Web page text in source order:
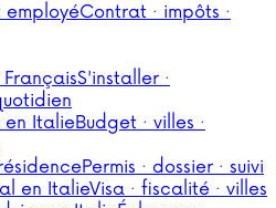
Contrat · impôts ·
S'installer ·
en ItalieBudget · villes ·
Permis · dossier · suivi
en ItalieVisa · fiscalité · villes